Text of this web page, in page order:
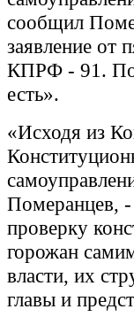
сообщил
заявление от
КПРФ - 91.
есть».
«Исходя из
Померанцев, -
проверку
горожан
власти, их
главы и